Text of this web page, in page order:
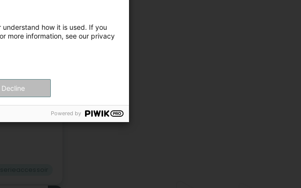
choix,
depuis 1984
how it is used. If you
more information, see our privacy
Decline
Powered by